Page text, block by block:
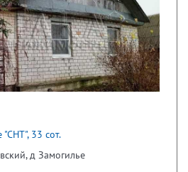
33 сот.
д Замогилье